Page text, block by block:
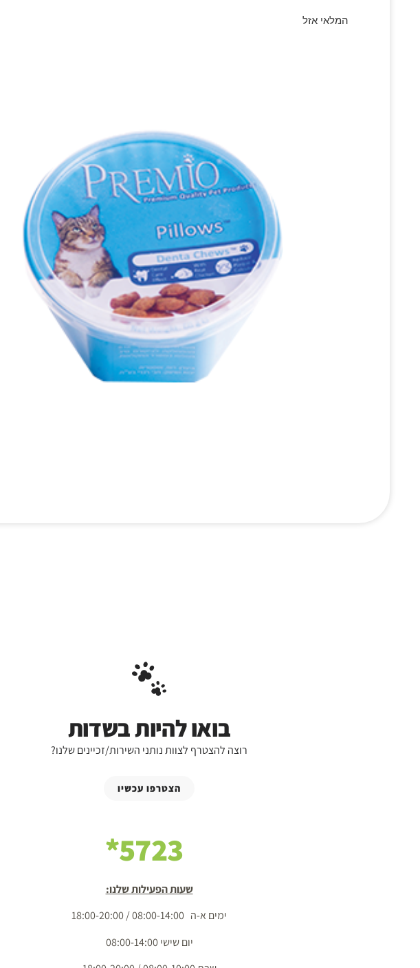
המלאי אזל
בואו להיות בשדות
רוצה להצטרף לצוות נותני השירות/זכיינים שלנו?
הצטרפו עכשיו
5723*
שעות הפעילות שלנו:
ימים א-ה 08:00-14:00 / 18:00-20:00
יום שישי 08:00-14:00